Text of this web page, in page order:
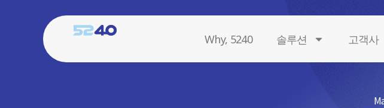
Why, 5240 솔루션 고객사